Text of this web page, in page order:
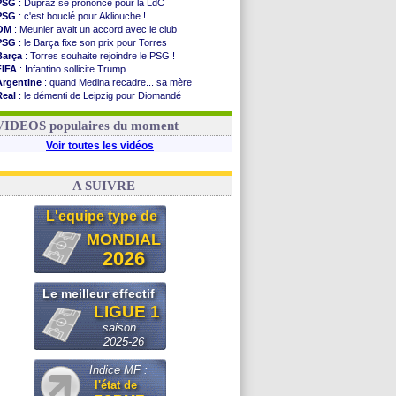
: Dupraz se prononce pour la LdC
: c'est bouclé pour Akliouche !
: Meunier avait un accord avec le club
: le Barça fixe son prix pour Torres
: Torres souhaite rejoindre le PSG !
: Infantino sollicite Trump
: quand Medina recadre... sa mère
: le démenti de Leipzig pour Diomandé
: le conseiller d'Infantino démissionne !
populaires du moment
Voir toutes les vidéos
A SUIVRE
L'equipe type de
MONDIAL
2026
Le meilleur effectif
LIGUE 1
saison
2025-26
Indice MF :
l'état de